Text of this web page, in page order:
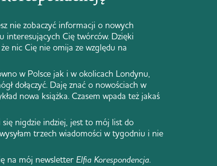
nie zobaczyć informacji o nowych
interesujących Cię twórców. Dzięki
nic Cię nie omija ze względu na
w Polsce jak i w okolicach Londynu,
dołączyć. Daję znać o nowościach w
nowa książka. Czasem wpada też jakaś
nigdzie indziej, jest to mój list do
trzech wiadomości w tygodniu i nie
na mój newsletter Elfia Korespondencja.